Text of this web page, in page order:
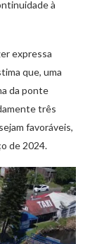
à
expressa
que, uma
da ponte
três
favoráveis,
de 2024.